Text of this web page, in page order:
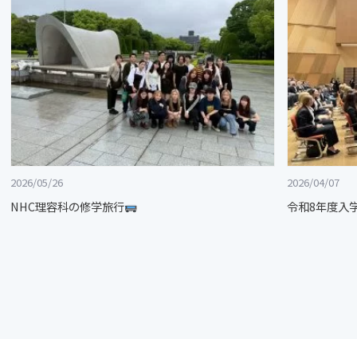
2026/05/26
NHC理容科の修学旅行
2026/04/07
令和8年度入